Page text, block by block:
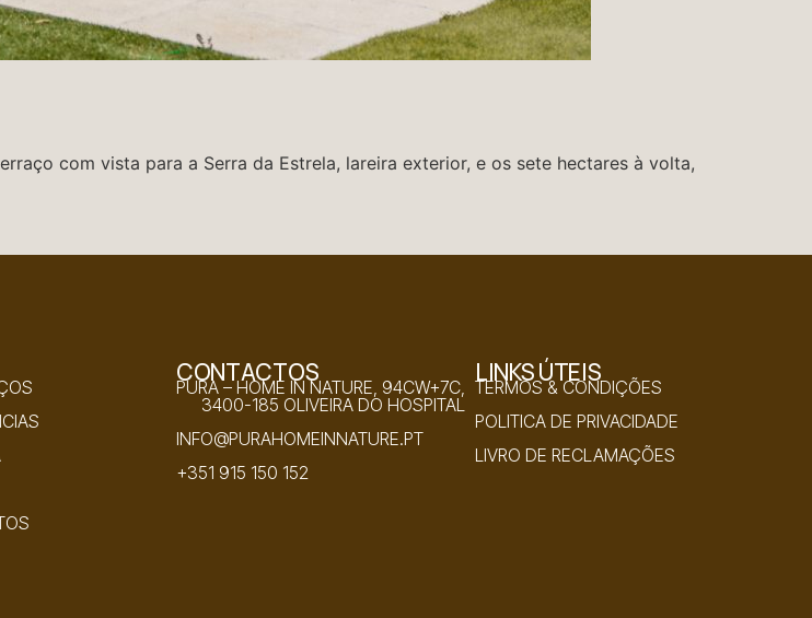
com vista para a Serra da Estrela, lareira exterior, e os sete hectares à volta,
CONTACTOS
PURA – HOME IN NATURE, 94CW+7C,
3400-185 OLIVEIRA DO HOSPITAL
INFO@PURAHOMEINNATURE.PT
+351 915 150 152
LINKS ÚTEIS
TERMOS & CONDIÇÕES
POLITICA DE PRIVACIDADE
LIVRO DE RECLAMAÇÕES